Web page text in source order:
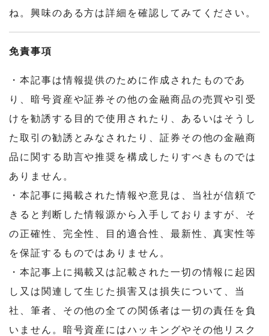
ね。興味のある方は詳細を確認してみてください。
免責事項
・本記事は情報提供のために作成されたものであ
り、暗号資産や証券その他の金融商品の売買や引受
けを勧誘する目的で使用されたり、あるいはそうし
た取引の勧誘とみなされたり、証券その他の金融商
品に関する助言や推奨を構成したりすべきものでは
ありません。
・本記事に掲載された情報や意見は、当社が信頼で
きると判断した情報源から入手しておりますが、そ
の正確性、完全性、目的適合性、最新性、真実性等
を保証するものではありません。
・本記事上に掲載又は記載された一切の情報に起因
し又は関連して生じた損害又は損失について、当
社、筆者、その他の全ての関係者は一切の責任を負
いません。暗号資産にはハッキングやその他リスク